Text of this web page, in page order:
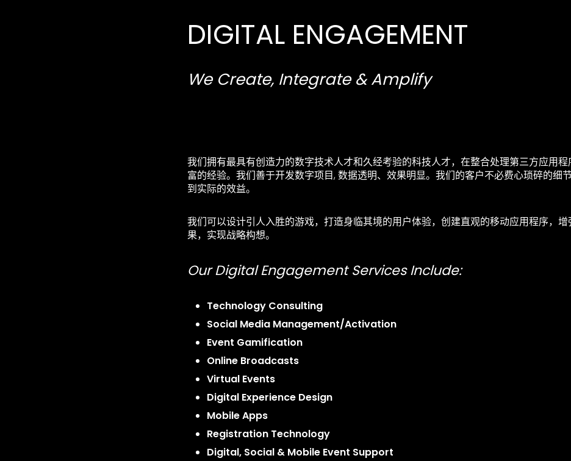
DIGITAL ENGAGEMENT
We Create, Integrate & Amplify
我们拥有最具有创造力的数字技术人才和久经考验的科技人才，在整合处理第三方应用
富的经验。我们善于开发数字项目, 数据透明、效果明显。我们的客户不必费心琐碎的细
到实际的效益。
我们可以设计引人入胜的游戏，打造身临其境的用户体验，创建直观的移动应用程序，
果，实现战略构想。
Our Digital Engagement Services Include:
Technology Consulting
Social Media Management/Activation
Event Gamification
Online Broadcasts
Virtual Events
Digital Experience Design
Mobile Apps
Registration Technology
Digital, Social & Mobile Event Support